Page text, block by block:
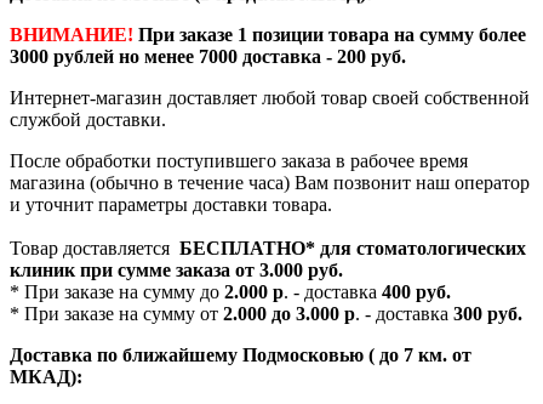
ВНИМАНИЕ! При заказе 1 позиции товара на сумму более
3000 рублей но менее 7000 доставка - 200 руб.
Интернет-магазин доставляет любой товар своей собственной
службой доставки.
После обработки поступившего заказа в рабочее время
магазина (обычно в течение часа) Вам позвонит наш оператор
и уточнит параметры доставки товара.
Товар доставляется БЕСПЛАТНО* для стоматологических
клиник при сумме заказа от 3.000 руб.
* При заказе на сумму до 2.000 р. - доставка 400 руб.
* При заказе на сумму от 2.000 до 3.000 р. - доставка 300 руб.
Доставка по ближайшему Подмосковью ( до 7 км. от
МКАД):